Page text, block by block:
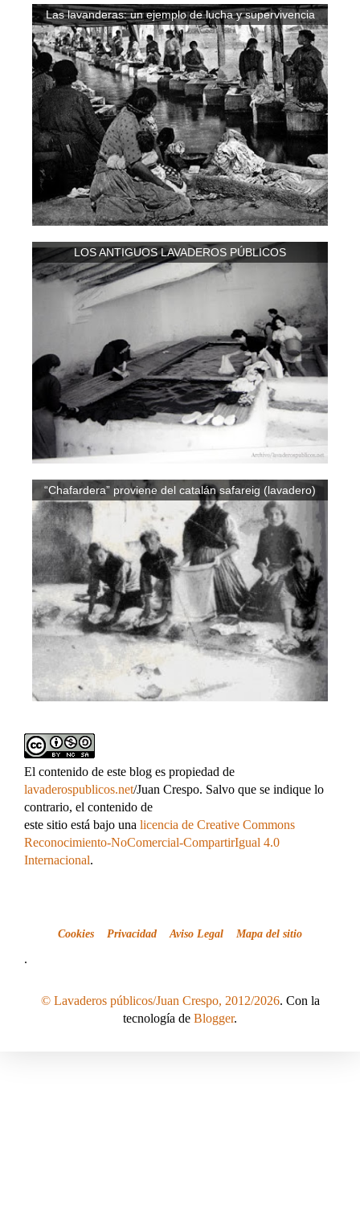
Las lavanderas: un ejemplo de lucha y supervivencia
LOS ANTIGUOS LAVADEROS PÚBLICOS
“Chafardera” proviene del catalán safareig (lavadero)
El contenido de este blog es propiedad de
lavaderospublicos.net/Juan Crespo. Salvo que se indique lo
contrario, el contenido de
este sitio está bajo una licencia de Creative Commons
Reconocimiento-NoComercial-CompartirIgual 4.0
Internacional.
Cookies Privacidad Aviso Legal Mapa del sitio
.
© Lavaderos públicos/Juan Crespo, 2012/2026. Con la
tecnología de Blogger.